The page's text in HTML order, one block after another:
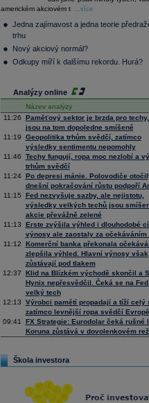
Composite
36 128,57 -0,05
Tecdax
Performance
index
4 000,99
americkém akciovém t
...více
Jedna zajímavost a jedna teorie
trhu
Nový akciový normál?
Odkupy míří k dalšímu rekordu. Hurá?
Analýzy online
Název analýzy
11:26
Paměťový sektor je brzda pro
jsou na tom dopoledne smíšeně
11:19
Geopolitika trhům svědčí, zatímco
výsledky sentimentu nepomohly
11:46
Techy fungují, ropa moc nezlobí a
trhům svědčí
11:24
Po depresi mánie. Polovodiče
dnešní pokračování růstu podpoří
11:15
Fed nezvyšuje sazby, ale nejistotu,
výsledky velkých techů jsou
akcie převážně zelené
11:13
Erste zvýšila výhled i dlouhodobé
výnosy ale zaostaly za očekáváním
11:12
Komerční banka překonala
zlepšila výhled. Hlavní výnosy však
zůstávají pod tlakem
12:37
Klid na Blízkém východě skončil a
Hynix nepřesvědčil. Čeká se na Fed
velký tech
12:13
Výrobci pamětí propadají a tíží celý
zatímco levnější ropa svědčí Evropě
09:41
FX Strategie: Eurodolar čeká rušné
Koruna zůstává v dovolenkovém
Škola investora